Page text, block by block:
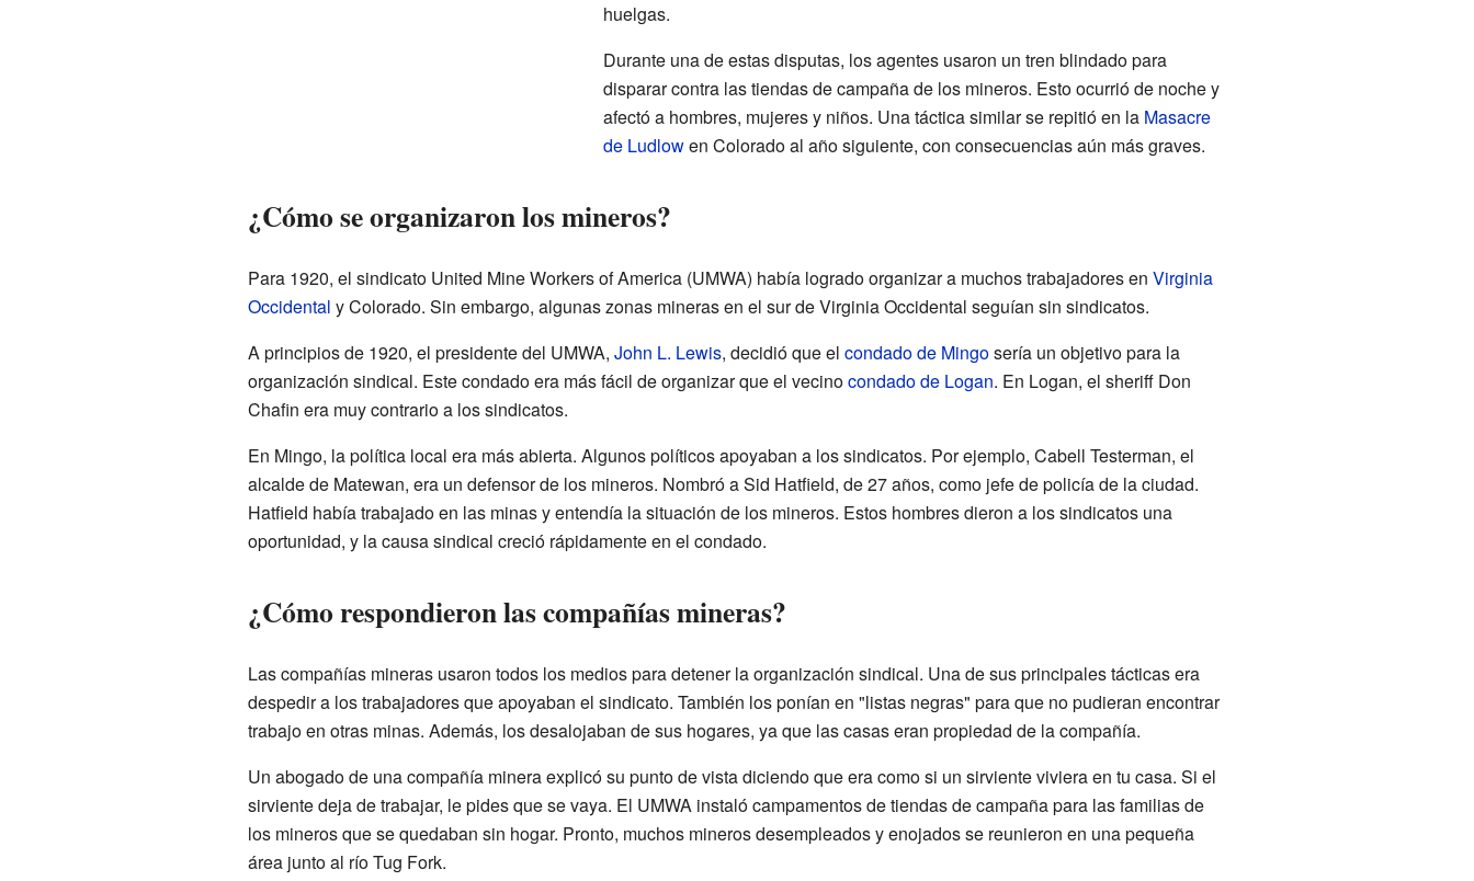
huelgas.
Durante una de estas disputas, los agentes usaron un tren blindado para
disparar contra las tiendas de campaña de los mineros. Esto ocurrió de noche y
afectó a hombres, mujeres y niños. Una táctica similar se repitió en la Masacre
de Ludlowen Colorado al año siguiente, con consecuencias aún más graves.
¿Cómo se organizaron los mineros?
Para 1920, el sindicato United Mine Workers of America (UMWA) había logrado organizar a muchos trabajadores en Virginia
Occidental y Colorado. Sin embargo, algunas zonas mineras en el sur de Virginia Occidental seguían sin sindicatos.
A principios de 1920, el presidente del UMWA, John L. Lewis, decidió que el condado de Mingosería un objetivo para la
organización sindical. Este condado era más fácil de organizar que el vecinocondado de Logan. En Logan, el sheriff Don
Chafin era muy contrario a los sindicatos.
En Mingo, la política local era más abierta. Algunos políticos apoyaban a los sindicatos. Por ejemplo, Cabell Testerman, el
alcalde de Matewan, era un defensor de los mineros. Nombró a Sid Hatfield, de 27 años, como jefe de policía de la ciudad.
Hatfield había trabajado en las minas y entendía la situación de los mineros. Estos hombres dieron a los sindicatos una
oportunidad, y la causa sindical creció rápidamente en el condado.
¿Cómo respondieron las compañías mineras?
Las compañías mineras usaron todos los medios para detener la organización sindical. Una de sus principales tácticas era
despedir a los trabajadores que apoyaban el sindicato. También los ponían en "listas negras" para que no pudieran encontrar
trabajo en otras minas. Además, los desalojaban de sus hogares, ya que las casas eran propiedad de la compañía.
Un abogado de una compañía minera explicó su punto de vista diciendo que era como si un sirviente viviera en tu casa. Si el
sirviente deja de trabajar, le pides que se vaya. El UMWA instaló campamentos de tiendas de campaña para las familias de
los mineros que se quedaban sin hogar. Pronto, muchos mineros desempleados y enojados se reunieron en una pequeña
área junto al río Tug Fork.